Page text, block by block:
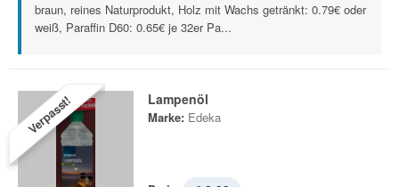
braun, reines Naturprodukt, Holz mit Wachs getränkt: 0.79€ oder
weiß, Paraffin D60: 0.65€ je 32er Pa...
Verpasst! Lampenöl
Marke: Edeka